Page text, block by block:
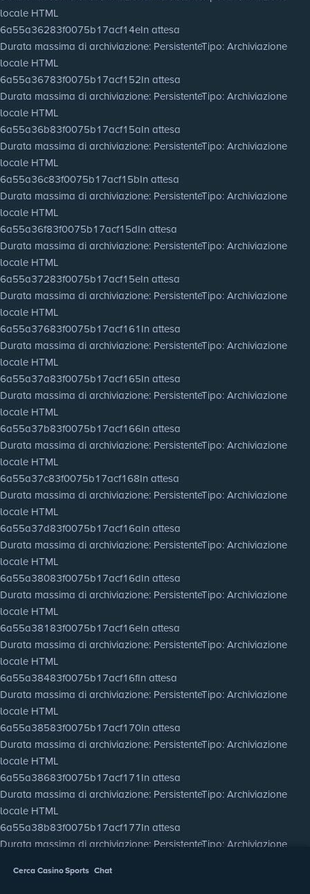
locale HTML
6a55a36283f0075b17acf14eIn attesa
Durata massima di archiviazione: PersistenteTipo: Archiviazione
locale HTML
6a55a36783f0075b17acf152In attesa
Durata massima di archiviazione: PersistenteTipo: Archiviazione
locale HTML
6a55a36b83f0075b17acf15aIn attesa
Durata massima di archiviazione: PersistenteTipo: Archiviazione
locale HTML
6a55a36c83f0075b17acf15bIn attesa
Durata massima di archiviazione: PersistenteTipo: Archiviazione
locale HTML
6a55a36f83f0075b17acf15dIn attesa
Durata massima di archiviazione: PersistenteTipo: Archiviazione
locale HTML
6a55a37283f0075b17acf15eIn attesa
Durata massima di archiviazione: PersistenteTipo: Archiviazione
locale HTML
6a55a37683f0075b17acf161In attesa
Durata massima di archiviazione: PersistenteTipo: Archiviazione
locale HTML
6a55a37a83f0075b17acf165In attesa
Durata massima di archiviazione: PersistenteTipo: Archiviazione
locale HTML
6a55a37b83f0075b17acf166In attesa
Durata massima di archiviazione: PersistenteTipo: Archiviazione
locale HTML
6a55a37c83f0075b17acf168In attesa
Durata massima di archiviazione: PersistenteTipo: Archiviazione
locale HTML
6a55a37d83f0075b17acf16aIn attesa
Durata massima di archiviazione: PersistenteTipo: Archiviazione
locale HTML
6a55a38083f0075b17acf16dIn attesa
Durata massima di archiviazione: PersistenteTipo: Archiviazione
locale HTML
6a55a38183f0075b17acf16eIn attesa
Durata massima di archiviazione: PersistenteTipo: Archiviazione
locale HTML
6a55a38483f0075b17acf16fIn attesa
Durata massima di archiviazione: PersistenteTipo: Archiviazione
locale HTML
6a55a38583f0075b17acf170In attesa
Durata massima di archiviazione: PersistenteTipo: Archiviazione
locale HTML
6a55a38683f0075b17acf171In attesa
Durata massima di archiviazione: PersistenteTipo: Archiviazione
locale HTML
6a55a38b83f0075b17acf177In attesa
Durata massima di archiviazione: PersistenteTipo: Archiviazione
6a55a38d83f0075b17acf178
CercaCasinoSports Chat